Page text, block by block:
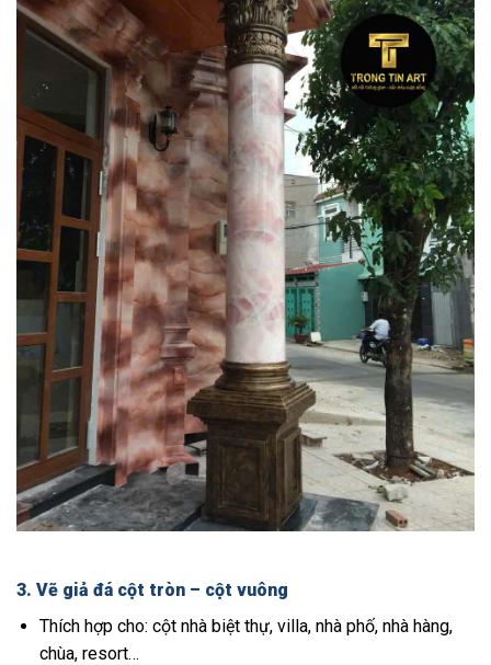
3. Vẽ giả đá cột tròn – cột vuông
Thích hợp cho: cột nhà biệt thự, villa, nhà phố, nhà hàng,
chùa, resort…